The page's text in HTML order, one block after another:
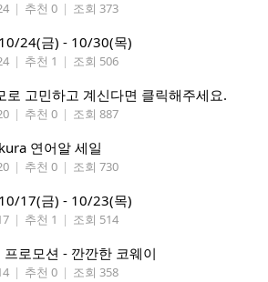
| 추천 0 | 조회 373
24(금) - 10/30(목)
| 추천 1 | 조회 506
로 고민하고 계신다면 클릭해주세요.
| 추천 0 | 조회 887
연어알 세일
| 추천 0 | 조회 730
17(금) - 10/23(목)
| 추천 1 | 조회 514
로모션 - 깐깐한 코웨이
| 추천 0 | 조회 358